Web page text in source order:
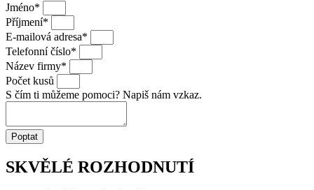
Jméno*
Příjmení*
E-mailová adresa*
Telefonní číslo*
Název firmy*
Počet kusů
S čím ti můžeme pomoci? Napiš nám vzkaz.
Poptat
SKVĚLÉ ROZHODNUTÍ